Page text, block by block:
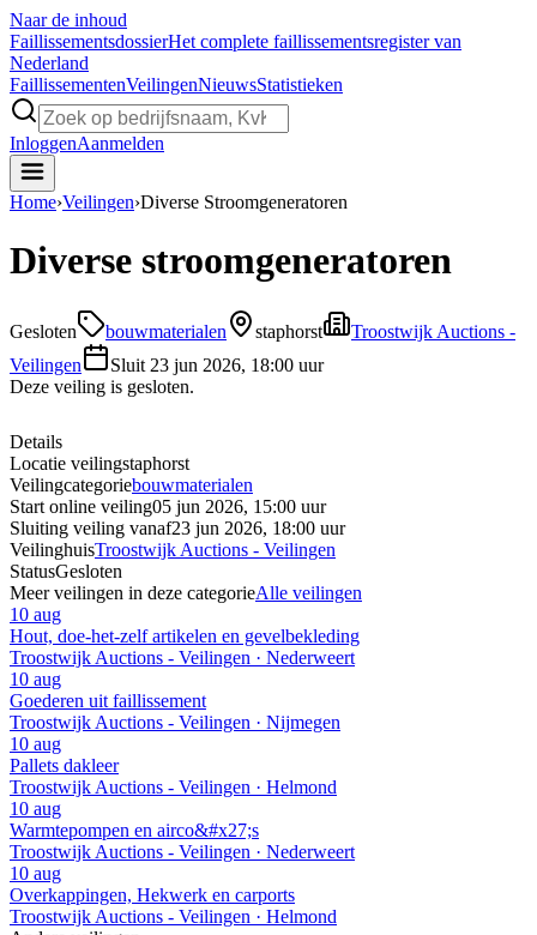
Naar de inhoud
FaillissementsdossierHet complete faillissementsregister van
Nederland
FaillissementenVeilingenNieuwsStatistieken
InloggenAanmelden
Home›Veilingen›Diverse Stroomgeneratoren
Diverse stroomgeneratoren
Gesloten bouwmaterialen staphorst
Troostwijk Auctions -
Veilingen
Sluit 23 jun 2026, 18:00 uur
Deze veiling is gesloten.
Details
Locatie veilingstaphorst
Veilingcategoriebouwmaterialen
Start online veiling05 jun 2026, 15:00 uur
Sluiting veiling vanaf23 jun 2026, 18:00 uur
VeilinghuisTroostwijk Auctions - Veilingen
StatusGesloten
Meer veilingen in deze categorieAlle veilingen
10 aug
Hout, doe-het-zelf artikelen en gevelbekleding
Troostwijk Auctions - Veilingen · Nederweert
10 aug
Goederen uit faillissement
Troostwijk Auctions - Veilingen · Nijmegen
10 aug
Pallets dakleer
Troostwijk Auctions - Veilingen · Helmond
10 aug
Warmtepompen en airco&#x27;s
Troostwijk Auctions - Veilingen · Nederweert
10 aug
Overkappingen, Hekwerk en carports
Troostwijk Auctions - Veilingen · Helmond